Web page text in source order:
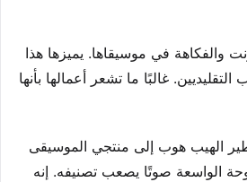
والفكاهة في موسيقاها. يميزها هذا
غالبًا ما تشعر أعمالها بأنها
الهيب هوب إلى منتجي الموسيقى
الواسعة صوتًا يصعب تصنيفه. إنه